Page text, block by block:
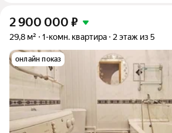
2 900 000 ₽
29,8 м² 1-комн. квартира 2 этаж из 5
онлайн показ